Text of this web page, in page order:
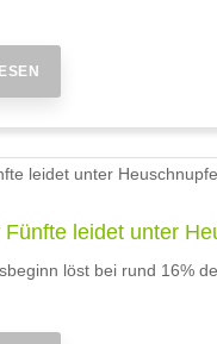
Fünfte leidet unter
löst bei rund 16%